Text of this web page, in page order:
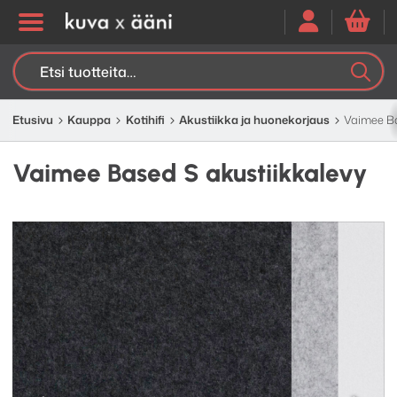
Etsi:
Etusivu Kauppa Kotihifi Akustiikka ja huonekorjaus Vaimee
Vaimee Based S akustiikkalevy
Edellinen